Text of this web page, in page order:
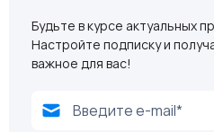
Будьте в курсе актуальных
Настройте подписку и
важное для вас!